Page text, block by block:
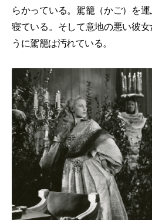
らかっている。駕籠（かご）を
寝ている。そして意地の悪い彼
うに駕籠は汚れている。